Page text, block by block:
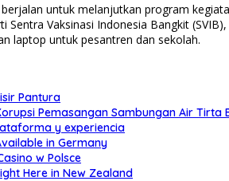
untuk melanjutkan program
Vaksinasi Indonesia Bangkit
laptop untuk pesantren dan sekolah.
Pantura
Pemasangan Sambungan Air Tirta
y experiencia
in Germany
w Polsce
Here in New Zealand